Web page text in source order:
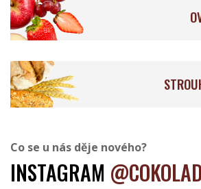
Baianí Chocolates
Co se u nás děje nového?
INSTAGRAM